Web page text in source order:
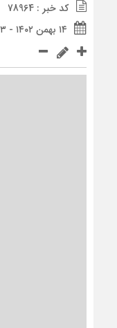
کد خبر : 78964
۱۴ بهمن ۱۴۰۲ - ۲۰:۱۳